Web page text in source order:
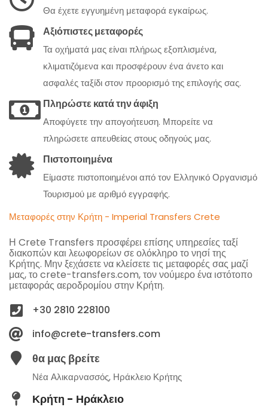
Θα έχετε εγγυημένη μεταφορά εγκαίρως.
Αξιόπιστες μεταφορές
Τα οχήματά μας είναι πλήρως εξοπλισμένα,
κλιματιζόμενα και προσφέρουν ένα άνετο και
ασφαλές ταξίδι στον προορισμό της επιλογής σας.
Πληρώστε κατά την άφιξη
Αποφύγετε την απογοήτευση. Μπορείτε να
πληρώσετε απευθείας στους οδηγούς μας.
Πιστοποιημένα
Είμαστε πιστοποιημένοι από τον Ελληνικό Οργανισμό
Τουρισμού με αριθμό εγγραφής.
Μεταφορές στην Κρήτη - Imperial Transfers Crete
Η Crete Transfers προσφέρει επίσης υπηρεσίες ταξί
διακοπών και λεωφορείων σε ολόκληρο το νησί της
Κρήτης. Μην ξεχάσετε να κλείσετε τις μεταφορές σας μαζί
μας, το crete-transfers.com, τον νούμερο ένα ιστότοπο
μεταφοράς αεροδρομίου στην Κρήτη.
+30 2810 228100
info@crete-transfers.com
θα μας βρείτε
Νέα Αλικαρνασσός, Ηράκλειο Κρήτης
Κρήτη - Ηράκλειο